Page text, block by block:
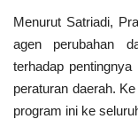
Menurut Satriadi,
agen perubahan
terhadap
peraturan daerah.
program ini ke